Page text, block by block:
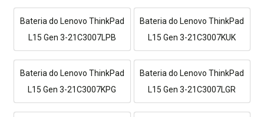
Bateria do Lenovo ThinkPad
L15 Gen 3-21C3007LPB
Bateria do Lenovo ThinkPad
L15 Gen 3-21C3007KUK
Bateria do Lenovo ThinkPad
L15 Gen 3-21C3007KPG
Bateria do Lenovo ThinkPad
L15 Gen 3-21C3007LGR